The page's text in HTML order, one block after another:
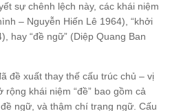
sự chênh lệch này, các khái niệm
– Nguyễn Hiến Lê 1964), “khởi
hay “đề ngữ” (Diệp Quang Ban
đề xuất thay thế cấu trúc chủ – vị
khái niệm “đề” bao gồm cả
ngữ, và thậm chí trạng ngữ. Cấu